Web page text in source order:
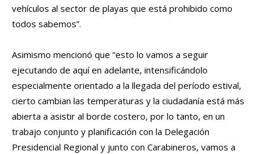
vehículos al sector de playas que está prohibido como
todos sabemos”.
Asimismo mencionó que “esto lo vamos a seguir
ejecutando de aquí en adelante, intensificándolo
especialmente orientado a la llegada del período estival,
cierto cambian las temperaturas y la ciudadanía está más
abierta a asistir al borde costero, por lo tanto, en un
trabajo conjunto y planificación con la Delegación
Presidencial Regional y junto con Carabineros, vamos a